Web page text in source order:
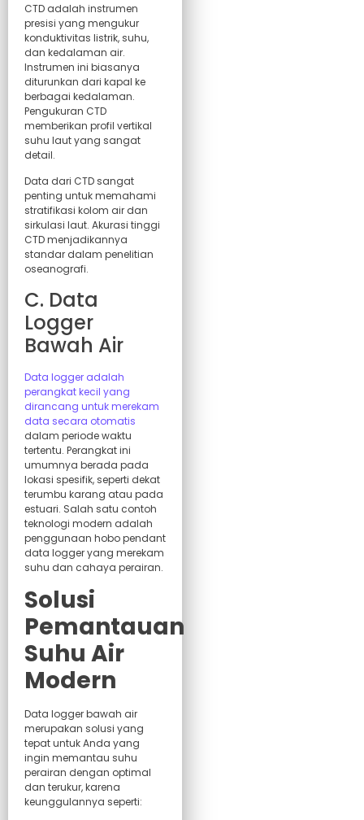
CTD adalah instrumen
presisi yang mengukur
konduktivitas listrik, suhu,
dan kedalaman air.
Instrumen ini biasanya
diturunkan dari kapal ke
berbagai kedalaman.
Pengukuran CTD
memberikan profil vertikal
suhu laut yang sangat
detail.
Data dari CTD sangat
penting untuk memahami
stratifikasi kolom air dan
sirkulasi laut. Akurasi tinggi
CTD menjadikannya
standar dalam penelitian
oseanografi.
C. Data
Logger
Bawah Air
Data logger adalah
perangkat kecil yang
dirancang untuk merekam
data secara otomatis
dalam periode waktu
tertentu. Perangkat ini
umumnya berada pada
lokasi spesifik, seperti dekat
terumbu karang atau pada
estuari. Salah satu contoh
teknologi modern adalah
penggunaan hobo pendant
data logger yang merekam
suhu dan cahaya perairan.
Solusi
Pemantauan
Suhu Air
Modern
Data logger bawah air
merupakan solusi yang
tepat untuk Anda yang
ingin memantau suhu
perairan dengan optimal
dan terukur, karena
keunggulannya seperti: